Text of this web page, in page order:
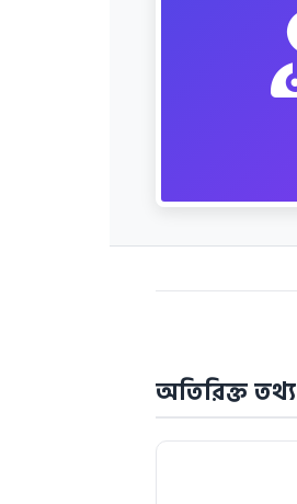
অতিরিক্ত তথ্য